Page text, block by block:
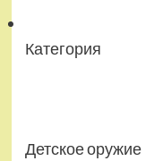
Категория
Детское оружие